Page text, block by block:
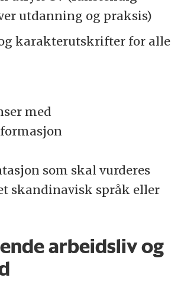
utdanning og praksis)
karakterutskrifter for alle
med
som skal vurderes
skandinavisk språk eller
arbeidsliv og